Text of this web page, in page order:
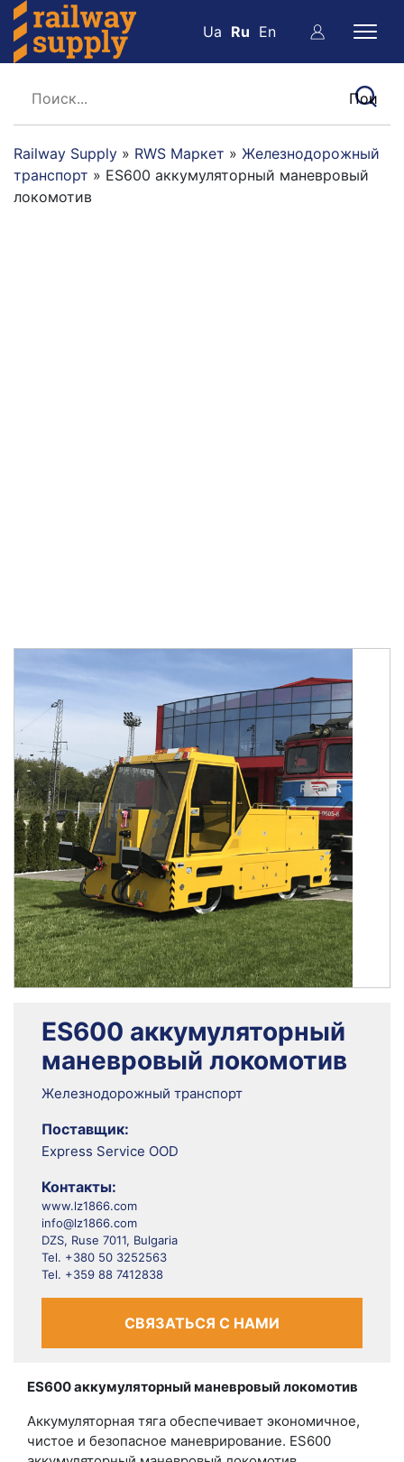
Ua Ru En
Railway Supply » RWS Маркет » Железнодорожный
транспорт » ES600 аккумуляторный маневровый
локомотив
ES600 аккумуляторный
маневровый локомотив
Железнодорожный транспорт
Поставщик:
Express Service OOD
Контакты:
www.lz1866.com
info@lz1866.com
DZS, Ruse 7011, Bulgaria
Tel. +380 50 3252563
Tel. +359 88 7412838
СВЯЗАТЬСЯ С НАМИ
ES600 аккумуляторный маневровый локомотив
Аккумуляторная тяга обеспечивает экономичное,
чистое и безопасное маневрирование. ES600